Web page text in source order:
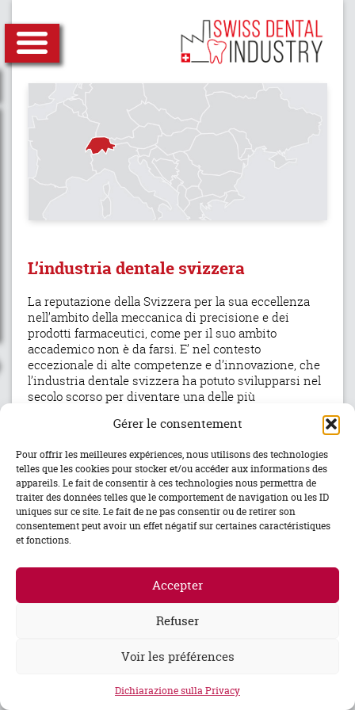
Gérer le consentement
Pour offrir les meilleures expériences, nous utilisons des technologies
telles que les cookies pour stocker et/ou accéder aux informations des
appareils. Le fait de consentir à ces technologies nous permettra de
traiter des données telles que le comportement de navigation ou les ID
uniques sur ce site. Le fait de ne pas consentir ou de retirer son
consentement peut avoir un effet négatif sur certaines caractéristiques
et fonctions.
Accepter
Refuser
Voir les préférences
Dichiarazione sulla Privacy
L’industria dentale svizzera
La reputazione della Svizzera per la sua eccellenza
nell’ambito della meccanica di precisione e dei
prodotti farmaceutici, come per il suo ambito
accademico non è da farsi. E’ nel contesto
eccezionale di alte competenze e d’innovazione, che
l’industria dentale svizzera ha potuto svilupparsi nel
secolo scorso per diventare una delle più
– Più del 90% della produzione dentale svizzera è
– La Svizzera occupa una posizioneleadernel settore
globale delle tecnologie mediche.
ASDI_A4 trilingue_23-2 Télécharger
Swiss Dental Industry (ASDI)
Moosstrasse 2
CH - 3073 Gumligen - Bern
info@swissdentalindustry.ch